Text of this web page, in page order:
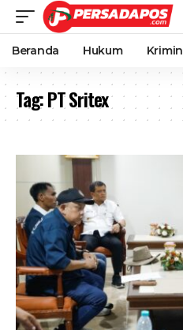
Beranda Hukum
Tag:PT Sritex